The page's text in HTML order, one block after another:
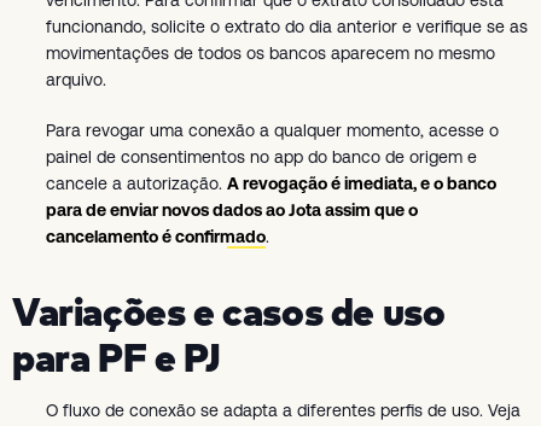
funcionando, solicite o extrato do dia anterior e verifique se as
movimentações de todos os bancos aparecem no mesmo
arquivo.
Para revogar uma conexão a qualquer momento, acesse o
painel de consentimentos no app do banco de origem e
cancele a autorização. A revogação é imediata, e o banco
para de enviar novos dados ao Jota assim que o
cancelamento é confirmado.
Variações e casos de uso
para PF e PJ
O fluxo de conexão se adapta a diferentes perfis de uso. Veja